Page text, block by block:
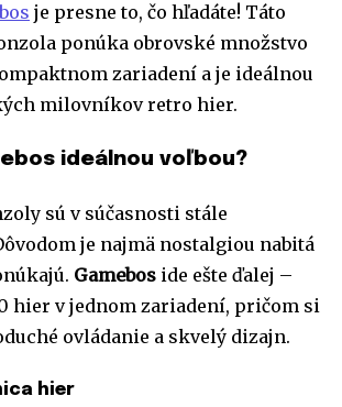
je presne to, čo hľadáte! Táto
ponúka obrovské množstvo
zariadení a je ideálnou
milovníkov retro hier.
ideálnou voľbou?
sú v súčasnosti stále
je najmä nostalgiou nabitá
Gamebos ide ešte ďalej –
hier v jednom zariadení, pričom si
ovládanie a skvelý dizajn.
hier